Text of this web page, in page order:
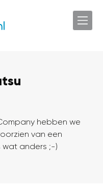
hebben we
van een
wat anders ;-)